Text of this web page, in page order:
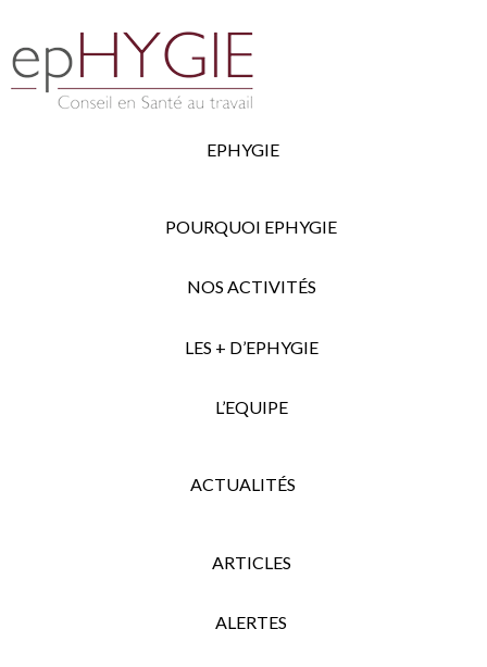
EPHYGIE
POURQUOI EPHYGIE
NOS ACTIVITÉS
LES + D’EPHYGIE
L’EQUIPE
ACTUALITÉS
ARTICLES
ALERTES